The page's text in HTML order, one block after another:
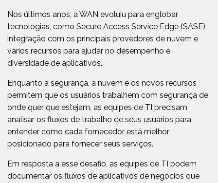
Nos últimos anos, a WAN evoluiu para englobar
tecnologias, como Secure Access Service Edge (SASE),
integração com os principais provedores de nuvem e
vários recursos para ajudar no desempenho e
diversidade de aplicativos.
Enquanto a segurança, a nuvem e os novos recursos
permitem que os usuários trabalhem com segurança de
onde quer que estejam, as equipes de TI precisam
analisar os fluxos de trabalho de seus usuários para
entender como cada fornecedor está melhor
posicionado para fornecer seus serviços.
Em resposta a esse desafio, as equipes de TI podem
documentar os fluxos de aplicativos de negócios que